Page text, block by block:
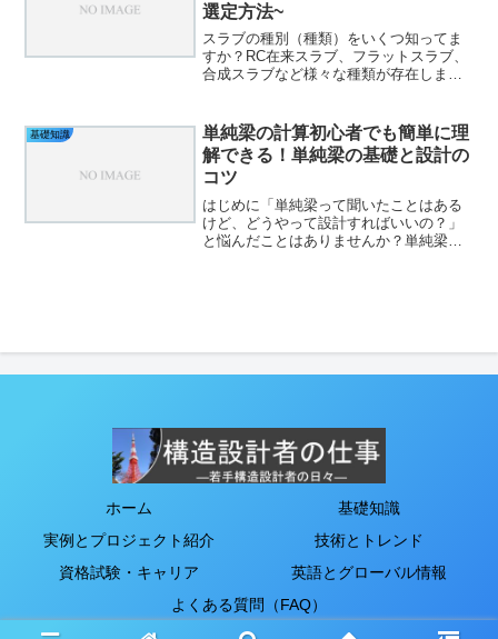
選定方法~
スラブの種別（種類）をいくつ知ってま
すか？RC在来スラブ、フラットスラブ、
合成スラブなど様々な種類が存在しま
RC造かS造かによってもスラブの種別は
異なります。それぞれ特...
基礎知識
単純梁の計算初心者でも簡単に理
解できる！単純梁の基礎と設計の
コツ
はじめに「単純梁って聞いたことはある
けど、どうやって設計すればいいの？」
と悩んだことはありませんか？単純梁は
ホーム
基礎知識
実例とプロジェクト紹介
技術とトレンド
資格試験・キャリア
英語とグローバル情報
よくある質問（FAQ）